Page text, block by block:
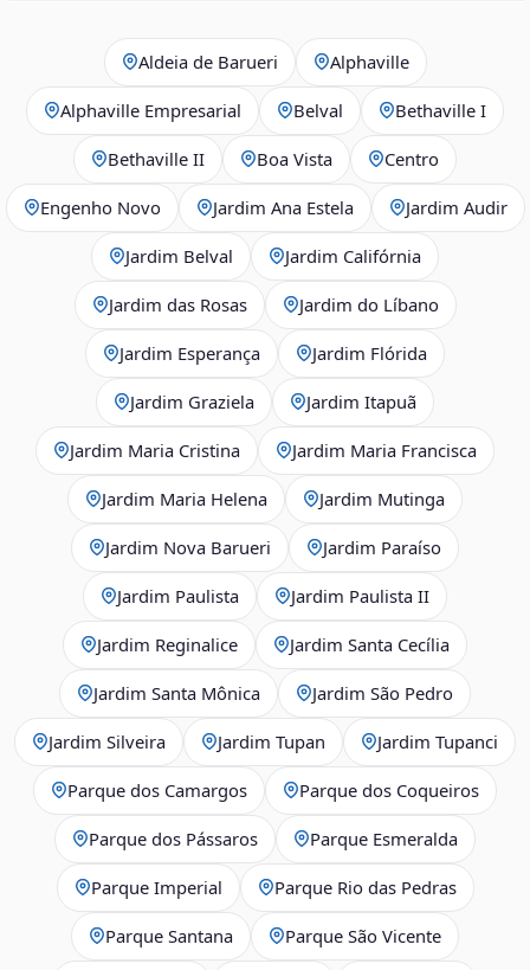
Aldeia de Barueri Alphaville
Alphaville Empresarial Belval Bethaville I
Bethaville II Boa Vista Centro
Engenho Novo Jardim Ana Estela Jardim Audir
Jardim Belval Jardim Califórnia
Jardim das Rosas Jardim do Líbano
Jardim Esperança Jardim Flórida
Jardim Graziela Jardim Itapuã
Jardim Maria Cristina Jardim Maria Francisca
Jardim Maria Helena Jardim Mutinga
Jardim Nova Barueri Jardim Paraíso
Jardim Paulista Jardim Paulista II
Jardim Reginalice Jardim Santa Cecília
Jardim Santa Mônica Jardim São Pedro
Jardim Silveira Jardim Tupan Jardim Tupanci
Parque dos Camargos Parque dos Coqueiros
Parque dos Pássaros Parque Esmeralda
Parque Imperial Parque Rio das Pedras
Parque Santana Parque São Vicente